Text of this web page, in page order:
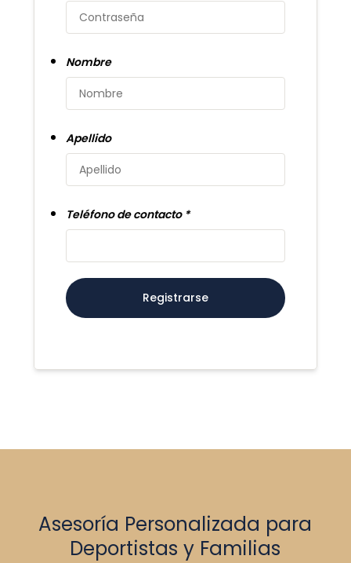
Nombre
Apellido
Teléfono de contacto
Registrarse
Asesoría Personalizada para
Deportistas y Familias